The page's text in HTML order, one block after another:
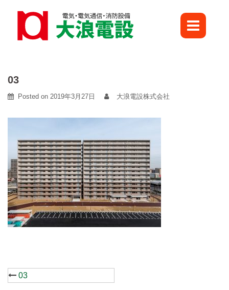
content
03
Posted on 2019年3月27日 大浪電設株式会社
Post
03